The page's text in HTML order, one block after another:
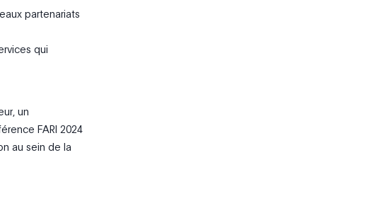
partenariats
qui
un
FARI 2024
au sein de la